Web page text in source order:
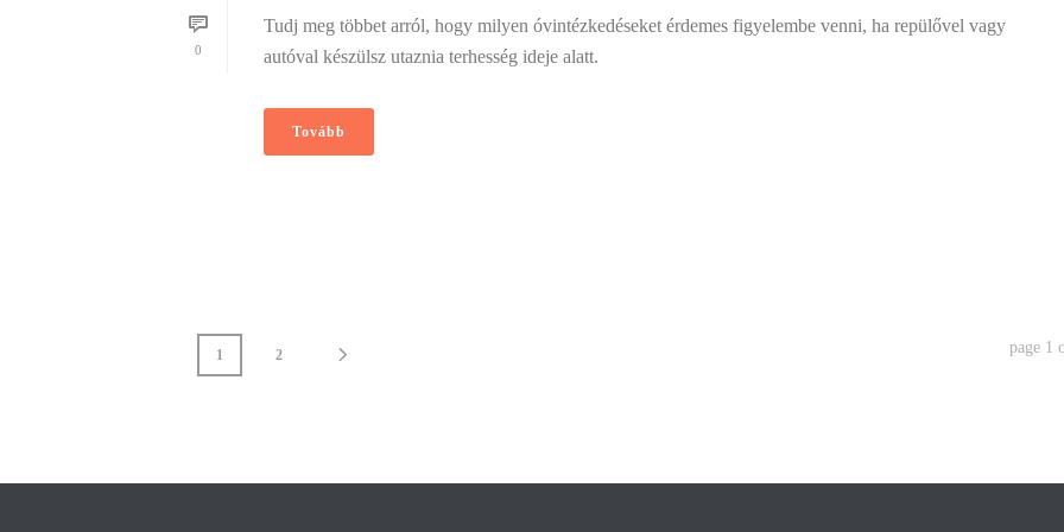
0
Tudj meg többet arról, hogy milyen óvintézkedéseket érdemes figyelembe venni, ha repülővel vagy
autóval készülsz utaznia terhesség ideje alatt.
Tovább
1 2 page 1